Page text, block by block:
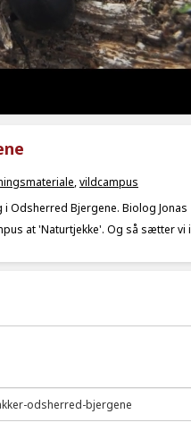
,vildcampus
Odsherred Bjergene. Biolog Jonas
at 'Naturtjekke'. Og så sætter vi i